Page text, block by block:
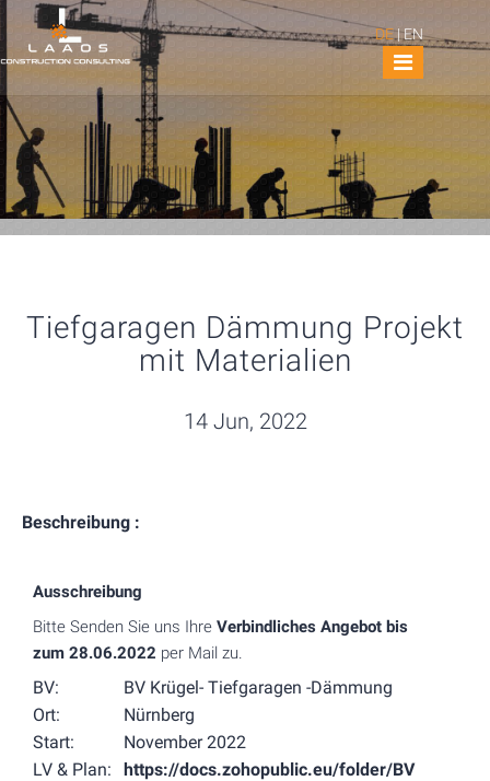
DE|EN
Tiefgaragen Dämmung Projekt
mit Materialien
14 Jun, 2022
Beschreibung :
Ausschreibung
Bitte Senden Sie uns Ihre Verbindliches Angebot bis
zum 28.06.2022 per Mail zu.
BV:
BV Krügel- Tiefgaragen -Dämmung
Ort:
Nürnberg
Start:
November 2022
LV & Plan:
https://docs.zohopublic.eu/folder/BV